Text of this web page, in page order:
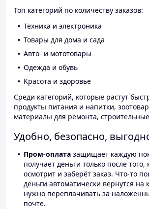
Топ категорий по количеству заказов:
Техника и электроника
Товары для дома и сада
Авто- и мототовары
Одежда и обувь
Красота и здоровье
Среди категорий, которые растут
продукты питания и напитки,
материалы для ремонта,
Удобно, безопасно,
Пром-оплата защищает каждую
получает деньги только после того,
осмотрит и заберёт заказ. Что-то
деньги автоматически вернутся на
нужно переплачивать за
почте.